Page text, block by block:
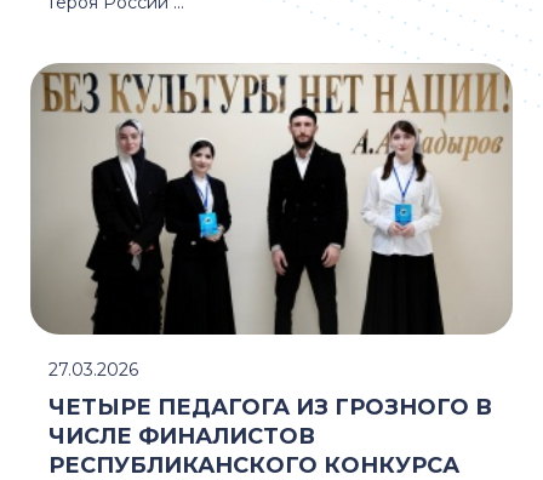
ЧЕТЫРЕ ПЕДАГОГА ИЗ ГРОЗНОГО В
ЧИСЛЕ ФИНАЛИСТОВ
РЕСПУБЛИКАНСКОГО КОНКУРСА
27.03.2026